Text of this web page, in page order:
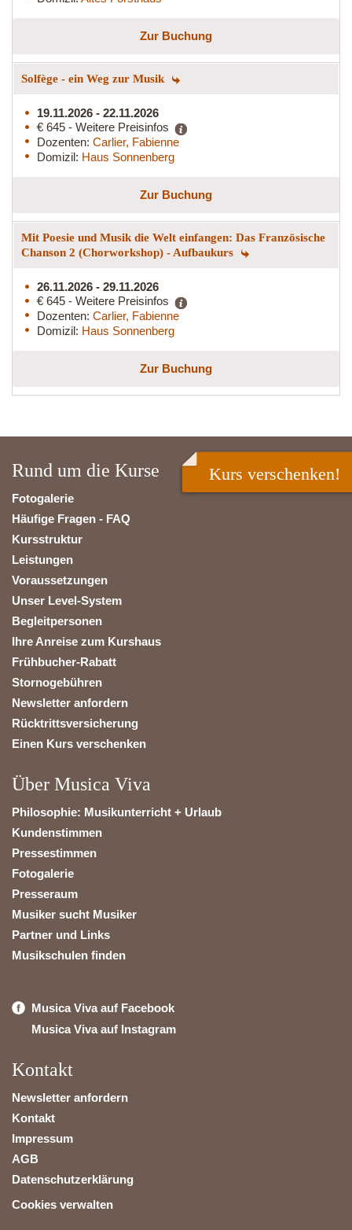
Zur Buchung
Solfège - ein Weg zur Musik
19.11.2026 - 22.11.2026
€ 645 - Weitere Preisinfos
Dozenten: Carlier, Fabienne
Domizil: Haus Sonnenberg
Zur Buchung
Mit Poesie und Musik die Welt einfangen: Das Französische
Chanson 2 (Chorworkshop) - Aufbaukurs
26.11.2026 - 29.11.2026
€ 645 - Weitere Preisinfos
Dozenten: Carlier, Fabienne
Domizil: Haus Sonnenberg
Zur Buchung
Rund um die Kurse
Fotogalerie
Häufige Fragen - FAQ
Kursstruktur
Leistungen
Voraussetzungen
Unser Level-System
Begleitpersonen
Ihre Anreise zum Kurshaus
Frühbucher-Rabatt
Stornogebühren
Newsletter anfordern
Rücktrittsversicherung
Einen Kurs verschenken
Über Musica Viva
Philosophie: Musikunterricht + Urlaub
Kundenstimmen
Pressestimmen
Fotogalerie
Presseraum
Musiker sucht Musiker
Partner und Links
Musikschulen finden
Musica Viva auf Facebook
Musica Viva auf Instagram
Kontakt
Newsletter anfordern
Kontakt
Impressum
AGB
Datenschutzerklärung
Cookies verwalten
Kurs verschenken!